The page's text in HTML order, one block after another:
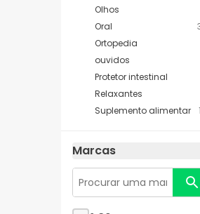
Olhos
Oral
Ortopedia
ouvidos
Protetor intestinal
Relaxantes
Suplemento alimentar
Marcas